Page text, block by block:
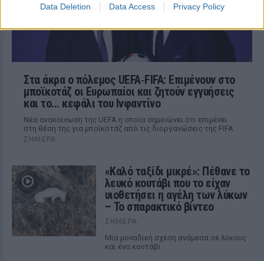
Data Deletion Data Access Privacy Policy
Στα άκρα ο πόλεμος UEFA‑FIFA: Επιμένουν στο
μποϊκοτάζ οι Ευρωπαίοι και ζητούν εγγυήσεις
και το... κεφάλι του Ινφαντίνο
Νέα ανακοίνωση της UEFA η οποία σημειώνει ότι επιμένει
στη θέση της για μποϊκοτάζ από τις διοργανώσεις της FIFA
ΣΉΜΕΡΑ
«Καλό ταξίδι μικρέ»: Πέθανε το
λευκό κουτάβι που το είχαν
υιοθετήσει η αγέλη των λύκων
– Το σπαρακτικό βίντεο
ΣΉΜΕΡΑ
Μια μοναδική σχέση ανάμεσα σε λύκους
και ένα κουτάβι